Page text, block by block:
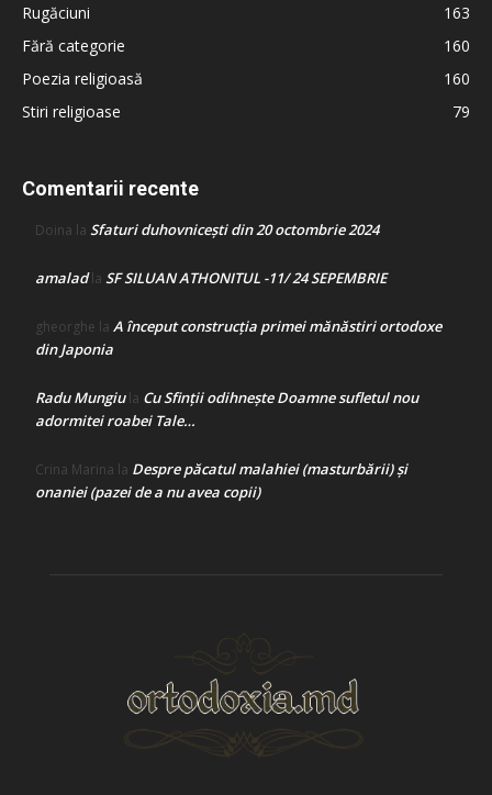
Rugăciuni
163
Fără categorie
160
Poezia religioasă
160
Stiri religioase
79
Comentarii recente
Doina la Sfaturi duhovnicești din 20 octombrie 2024
amaladla SF SILUAN ATHONITUL -11/ 24 SEPEMBRIE
gheorghe la A început construcţia primei mănăstiri ortodoxe
din Japonia
Radu Mungiula Cu Sfinții odihnește Doamne sufletul nou
adormitei roabei Tale…
Crina Marina la Despre păcatul malahiei (masturbării) şi
onaniei (pazei de a nu avea copii)